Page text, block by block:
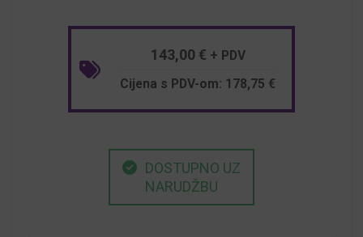
143,00 € + PDV
Cijena s PDV-om: 178,75 €
DOSTUPNO UZ
NARUDŽBU